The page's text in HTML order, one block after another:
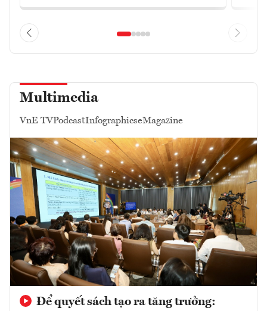
Multimedia
VnE TVPodcastInfographicseMagazine
Để quyết sách tạo ra tăng trưởng: